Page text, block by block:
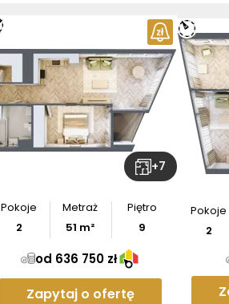
+7
Pokoje
2
Metraż
51 m²
Piętro
9
od 636 750 zł
Zapytaj o ofertę
Pokoje
2